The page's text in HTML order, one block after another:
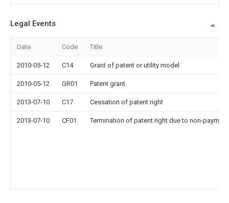
Legal Events
Date Code Title
2010-05-12 C14 Grant of patent or utility model
2010-05-12 GR01 Patent grant
2013-07-10 C17 Cessation of patent right
2013-07-10 CF01 Termination of patent right due to non-